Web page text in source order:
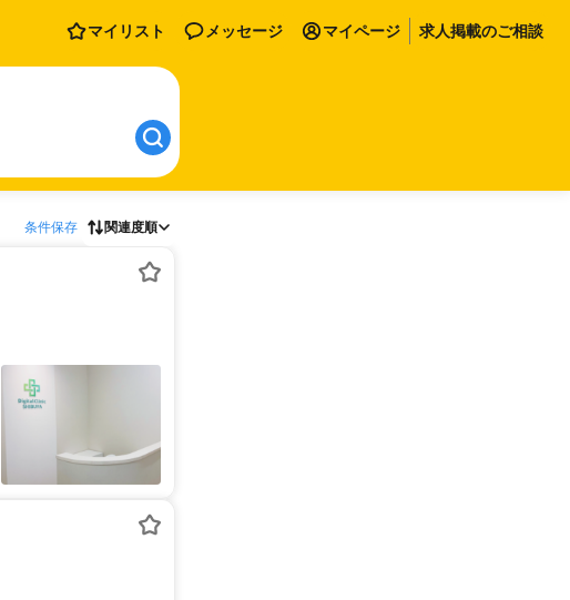
マイリスト メッセージ マイページ 求人掲載のご相談
条件保存 関連度順